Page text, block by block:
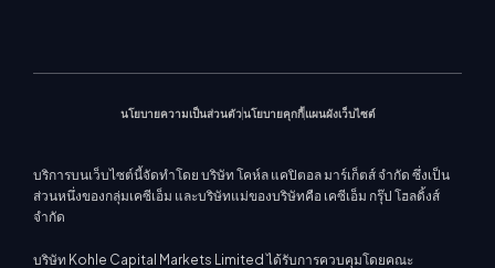
นโยบายความเป็นส่วนตัวนโยบายคุกกี้ แผนผังเว็บไซต์
บริการบนเว็บไซต์นี้จัดทำโดย บริษัท โคห์ล แคปิตอล มาร์เก็ตส์ จำกัด ซึ่งเป็น
ส่วนหนึ่งของกลุ่มเคซีเอ็ม และบริษัทแม่ของบริษัทคือ เคซีเอ็ม กรุ๊ป โฮลดิ้งส์
จำกัด
บริษัท Kohle Capital Markets Limited ได้รับการควบคุมโดยคณะ